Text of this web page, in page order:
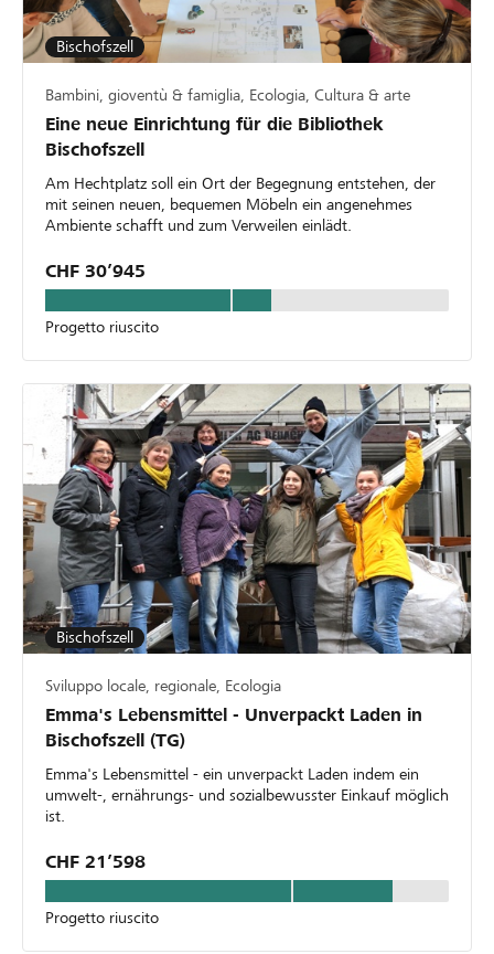
Bischofszell
Bambini, gioventù & famiglia, Ecologia, Cultura & arte
Eine neue Einrichtung für die Bibliothek
Bischofszell
Am Hechtplatz soll ein Ort der Begegnung entstehen, der
mit seinen neuen, bequemen Möbeln ein angenehmes
Ambiente schafft und zum Verweilen einlädt.
CHF 30’945
Progetto riuscito
Bischofszell
Sviluppo locale, regionale, Ecologia
Emma's Lebensmittel - Unverpackt Laden in
Bischofszell (TG)
Emma's Lebensmittel - ein unverpackt Laden indem ein
umwelt-, ernährungs- und sozialbewusster Einkauf möglich
ist.
CHF 21’598
Progetto riuscito